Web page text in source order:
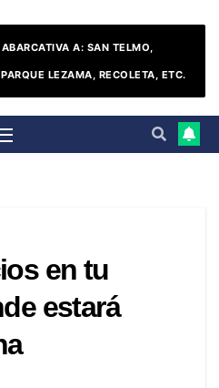
A: SAN TELMO,
LEZAMA, RECOLETA, ETC.
en tu
estará